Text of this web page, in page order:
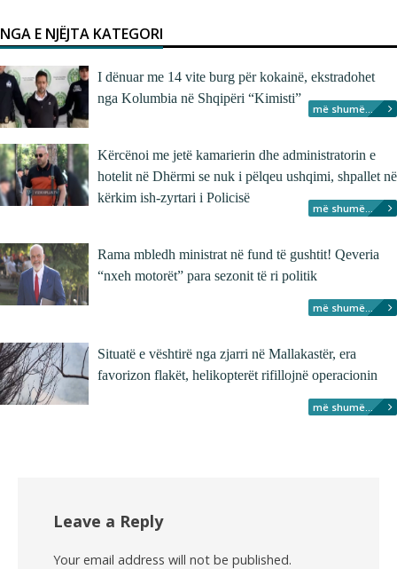
NGA E NJËJTA KATEGORI
I dënuar me 14 vite burg për kokainë, ekstradohet
nga Kolumbia në Shqipëri “Kimisti”
më shumë...
Kërcënoi me jetë kamarierin dhe administratorin e
hotelit në Dhërmi se nuk i pëlqeu ushqimi, shpallet në
kërkim ish-zyrtari i Policisë
më shumë...
Rama mbledh ministrat në fund të gushtit! Qeveria
“nxeh motorët” para sezonit të ri politik
më shumë...
Situatë e vështirë nga zjarri në Mallakastër, era
favorizon flakët, helikopterët rifillojnë operacionin
më shumë...
Leave a Reply
Your email address will not be published.